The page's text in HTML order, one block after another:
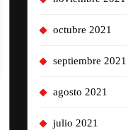
octubre 2021
septiembre 2021
agosto 2021
julio 2021